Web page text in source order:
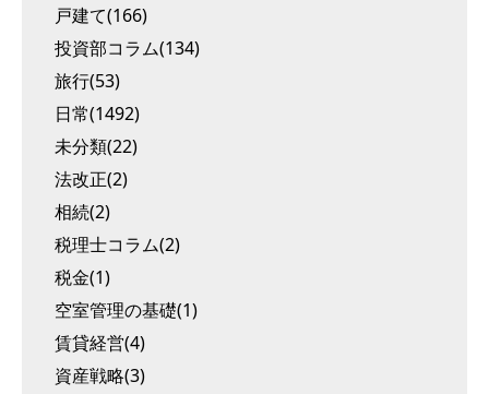
戸建て(166)
投資部コラム(134)
旅行(53)
日常(1492)
未分類(22)
法改正(2)
相続(2)
税理士コラム(2)
税金(1)
空室管理の基礎(1)
賃貸経営(4)
資産戦略(3)